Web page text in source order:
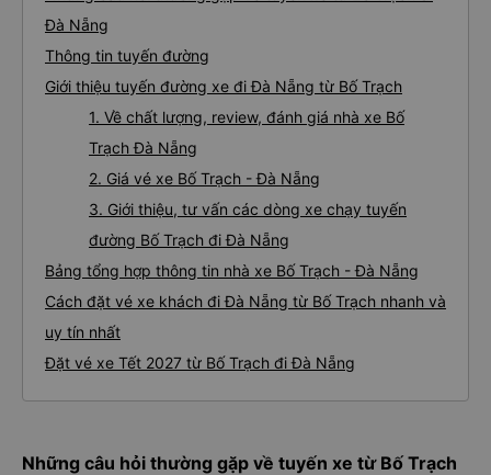
Đà Nẵng
Thông tin tuyến đường
Giới thiệu tuyến đường xe đi Đà Nẵng từ Bố Trạch
1. Về chất lượng, review, đánh giá nhà xe Bố
Trạch Đà Nẵng
2. Giá vé xe Bố Trạch - Đà Nẵng
3. Giới thiệu, tư vấn các dòng xe chạy tuyến
đường Bố Trạch đi Đà Nẵng
Bảng tổng hợp thông tin nhà xe Bố Trạch - Đà Nẵng
Cách đặt vé xe khách đi Đà Nẵng từ Bố Trạch nhanh và
uy tín nhất
Đặt vé xe Tết 2027 từ Bố Trạch đi Đà Nẵng
Những câu hỏi thường gặp về tuyến xe từ Bố Trạch